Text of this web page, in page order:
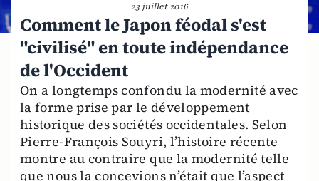
23 juillet 2016
Comment le Japon féodal s'est
"civilisé" en toute indépendance
de l'Occident
On a longtemps confondu la modernité avec
la forme prise par le développement
historique des sociétés occidentales. Selon
Pierre-François Souyri, l’histoire récente
montre au contraire que la modernité telle
que nous la concevions n’était que l’aspect